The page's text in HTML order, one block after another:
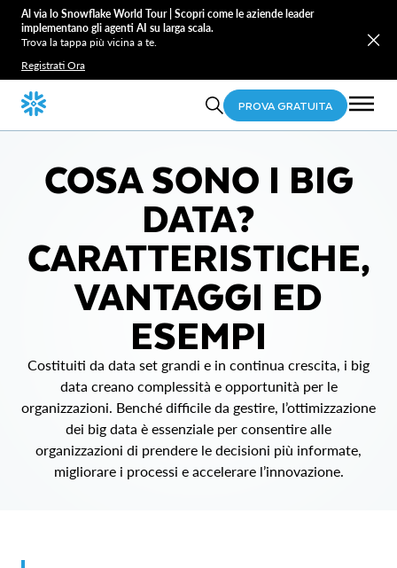
Al via lo Snowflake World Tour | Scopri come le aziende leader
implementano gli agenti AI su larga scala.
Trova la tappa più vicina a te.
Registrati Ora
PROVA GRATUITA
COSA SONO I BIG
DATA?
CARATTERISTICHE,
VANTAGGI ED
ESEMPI
Costituiti da data set grandi e in continua crescita, i big
data creano complessità e opportunità per le
organizzazioni. Benché difficile da gestire, l’ottimizzazione
dei big data è essenziale per consentire alle
organizzazioni di prendere le decisioni più informate,
migliorare i processi e accelerare l’innovazione.